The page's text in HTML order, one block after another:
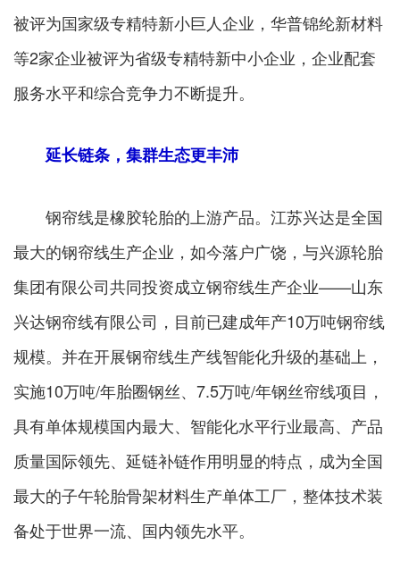
被评为国家级专精特新小巨人企业，华普锦纶新材料
等2家企业被评为省级专精特新中小企业，企业配套
服务水平和综合竞争力不断提升。
延长链条，集群生态更丰沛
钢帘线是橡胶轮胎的上游产品。江苏兴达是全国
最大的钢帘线生产企业，如今落户广饶，与兴源轮胎
集团有限公司共同投资成立钢帘线生产企业——山东
兴达钢帘线有限公司，目前已建成年产10万吨钢帘线
规模。并在开展钢帘线生产线智能化升级的基础上，
实施10万吨/年胎圈钢丝、7.5万吨/年钢丝帘线项目，
具有单体规模国内最大、智能化水平行业最高、产品
质量国际领先、延链补链作用明显的特点，成为全国
最大的子午轮胎骨架材料生产单体工厂，整体技术装
备处于世界一流、国内领先水平。